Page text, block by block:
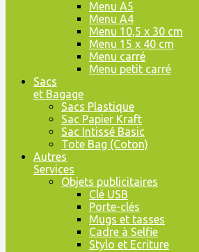
Menu A5
Menu A4
Menu 10,5 x 30 cm
Menu 15 x 40 cm
Menu carré
Menu petit carré
Sacs
et Bagage
Sacs Plastique
Sac Papier Kraft
Sac Intissé Basic
Tote Bag (Coton)
Autres
Services
Objets publicitaires
Clé USB
Porte-clés
Mugs et tasses
Cadre à Selfie
Stylo et Ecriture